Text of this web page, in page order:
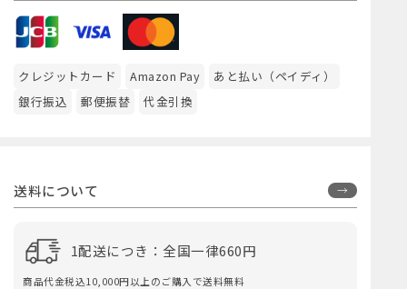
クレジットカード Amazon Pay
あと払い（ペイディ）
銀行振込
郵便振替 代金引換
送料について
1配送につき：全国一律660円
商品代金税込10,000円以上のご購入で送料無料